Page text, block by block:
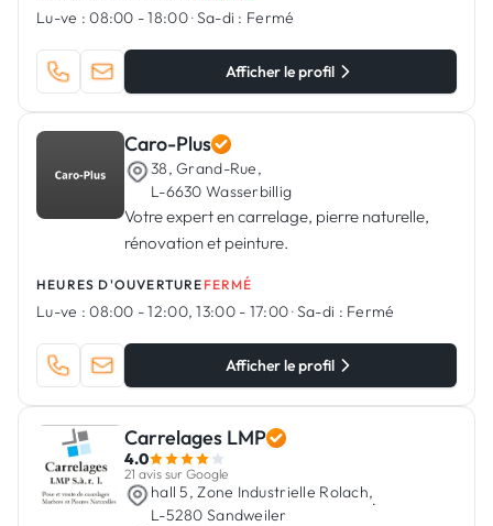
Lu-ve : 08:00 - 18:00·Sa-di : Fermé
Afficher le profil
Caro-Plus
38, Grand-Rue,
L-6630 Wasserbillig
Votre expert en carrelage, pierre naturelle,
rénovation et peinture.
HEURES D'OUVERTURE FERMÉ
Lu-ve : 08:00 - 12:00, 13:00 - 17:00·Sa-di : Fermé
Afficher le profil
Carrelages LMP
4.0
21 avis sur Google
hall 5, Zone Industrielle Rolach,
L-5280 Sandweiler
·